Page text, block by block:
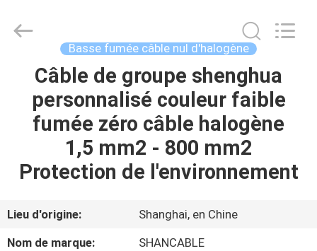
APERÇU
PRODUITS
VIDÉOS
VR
SHOW
Cable
(Group)
Basse fumée câble nul d'halogène
Câble de groupe shenghua
personnalisé couleur faible
fumée zéro câble halogène
1,5 mm2 - 800 mm2
Protection de l'environnement
Lieu d'origine:
Shanghai, en Chine
Nom de marque:
SHANCABLE